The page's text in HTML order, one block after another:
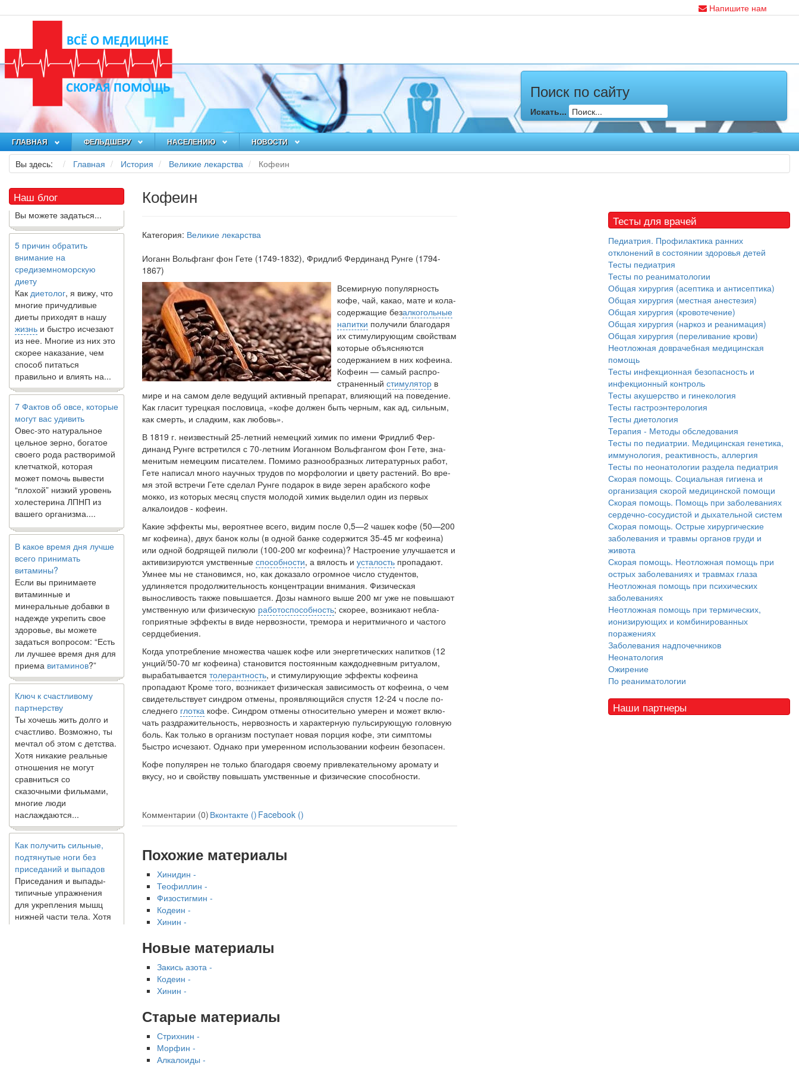
Напишите нам
Поиск по сайту
Искать...
ГЛАВНАЯ ФЕЛЬДШЕРУ НАСЕЛЕНИЮ НОВОСТИ
Вы здесь: Главная История Великие лекарства Кофеин
Наш блог
Как я заболел во время
локдауна?
Это странная ситуация:
вы соблюдали все меры
предосторожности
COVID-19 (вы почти все
время дома), но, тем не
образом простудились.
Вы можете задаться...
5 причин обратить
внимание на
средиземноморскую
диету
Какдиетолог
многие причудливые
диеты приходят в нашу
жизньи быстро исчезают
из нее. Многие из них это
скорее наказание, чем
способ питаться
правильно и влиять на...
7 Фактов об овсе, которые
могут вас удивить
Овес-это натуральное
цельное зерно, богатое
своего рода растворимой
клетчаткой, которая
может помочь вывести
“плохой” низкий уровень
холестерина ЛПНП из
вашего организма....
В какое время дня лучше
всего принимать
витамины?
Если вы принимаете
витаминные и
минеральные добавки в
надежде укрепить свое
здоровье, вы можете
задаться вопросом: “Есть
ли лучшее время дня для
приемавитаминов?”
Ключ к счастливому
партнерству
Ты хочешь жить долго и
счастливо. Возможно, ты
мечтал об этом с детства.
Хотя никакие реальные
отношения не могут
сравниться со
сказочными фильмами,
многие люди
наслаждаются...
Как получить сильные,
подтянутые ноги без
приседаний и выпадов
Приседания и выпады-
типичные упражнения
для укрепления мышц
нижней части тела. Хотя
они чрезвычайно
Кофеин
Категория: Великие лекарства
Иоганн Вольфганг фон Гете (1749-1832), Фридлиб Фердинанд Рунге (1794-
1867)
Всемирную популярность
кофе, чай, какао, мате и кола-
содержащие без­алкогольные
напитки получили благодаря
их стимулирующим свойствам
которые объясняются
содержанием в них кофеина.
Кофеин — самый распро­
страненный стимулятор в
мире и на самом деле ведущий активный препарат, влияющий на поведение.
Как гласит турецкая пословица, «кофе должен быть черным, как ад, сильным,
как смерть, и сладким, как любовь».
В 1819 г. неизвестный 25-летний немецкий химик по имени Фридлиб Фер­
динанд Рунге встретился с 70-летним Иоганном Вольфгангом фон Гете, зна­
менитым немецким писателем. Помимо разнообразных литературных работ,
Гете написал много научных трудов по морфологии и цвету растений. Во вре­
мя этой встречи Гете сделал Рунге подарок в виде зерен арабского кофе
мокко, из которых месяц спустя молодой химик выделил один из первых
алкалои­дов - кофеин.
Какие эффекты мы, вероятнее всего, видим после 0,5—2 чашек кофе (50—200
мг кофеина), двух банок колы (в одной банке содержится 35-45 мг кофеина)
или одной бодрящей пилюли (100-200 мг кофеина)? Настроение улучшается и
активизируются умственные способности, а вялость и усталость пропадают.
Умнее мы не становимся, но, как доказало огромное число студен­тов,
удлиняется продолжительность концентрации внимания. Физическая
выносливость также повышается. Дозы намного выше 200 мг уже не повыша­ют
умственную или физическую работоспособность; скорее, возникают небла­
гоприятные эффекты в виде нервозности, тремора и неритмичного и частого
сердцебиения.
Когда употребление множества чашек кофе или энергетических напитков (12
унций/50-70 мг кофеина) становится постоянным каждодневным риту­алом,
вырабатывается толерантность, и стимулирующие эффекты кофеина
пропадают Кроме того, возникает физическая зависимость от кофеина, о чем
свидетельствует синдром отмены, проявляющийся спустя 12-24 ч после по­
следнего глотка кофе. Синдром отмены относительно умерен и может вклю­
чать раздражительность, нервозность и характерную пульсирующую голов­ную
боль. Как только в организм поступает новая порция кофе, эти симптомы
5ыстро исчезают. Однако при умеренном использовании кофеин безопасен.
Кофе популярен не только благодаря своему привлекательному аромату и
вкусу, но и свойству повышать умственные и физические способности.
Комментарии (0) Вконтакте () Facebook ()
Похожие материалы
Хинидин -
Теофиллин -
Физостигмин -
Кодеин -
Хинин -
Новые материалы
Закись азота -
Кодеин -
Хинин -
Старые материалы
Стрихнин -
Морфин -
Алкалоиды -
Тесты для врачей
Педиатрия. Профилактика ранних
отклонений в состоянии здоровья детей
Тесты педиатрия
Тесты по реаниматологии
Общая хирургия (асептика и антисептика)
Общая хирургия (местная анестезия)
Общая хирургия (кровотечение)
Общая хирургия (наркоз и реанимация)
Общая хирургия (переливание крови)
Неотложная доврачебная медицинская
помощь
Тесты инфекционная безопасность и
инфекционный контроль
Тесты акушерство и гинекология
Тесты гастроэнтерология
Тесты диетология
Терапия - Методы обследования
Тесты по педиатрии. Медицинская генетика,
иммунология, реактивность, аллергия
Тесты по неонатологии раздела педиатрия
Скорая помощь. Социальная гигиена и
организация скорой медицинской помощи
Скорая помощь. Помощь при заболеваниях
сердечно-сосудистой и дыхательной систем
Скорая помощь. Острые хирургические
заболевания и травмы органов груди и
живота
Скорая помощь. Неотложная помощь при
острых заболеваниях и травмах глаза
Неотложная помощь при психических
заболеваниях
Неотложная помощь при термических,
ионизирующих и комбинированных
поражениях
Заболевания надпочечников
Неонатология
Ожирение
По реаниматологии
Наши партнеры